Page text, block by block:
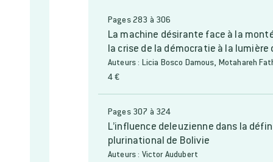
Pages 283 à 306
La machine désirante face à la
la crise de la démocratie à la
Auteurs : Licia Bosco Damous, Motahareh
4 €
Pages 307 à 324
L’influence deleuzienne dans la
plurinational de Bolivie
Auteurs : Victor Audubert